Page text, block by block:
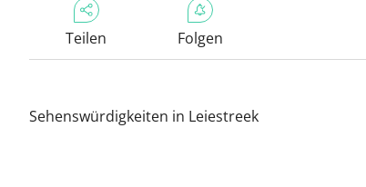
Teilen Folgen
Sehenswürdigkeiten in Leiestreek